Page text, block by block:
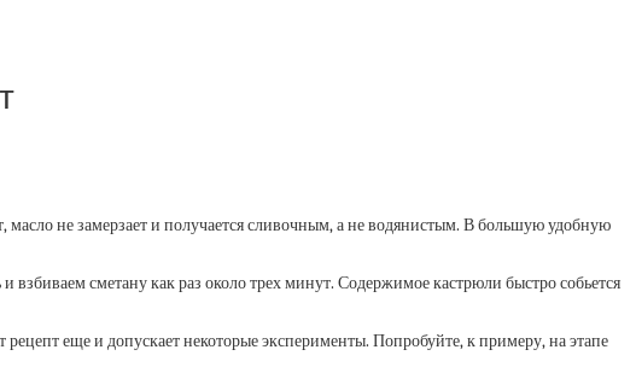
не замерзает и получается сливочным, а не водянистым. В большую удобную
сметану как раз около трех минут. Содержимое кастрюли быстро собьется
еще и допускает некоторые эксперименты. Попробуйте, к примеру, на этапе